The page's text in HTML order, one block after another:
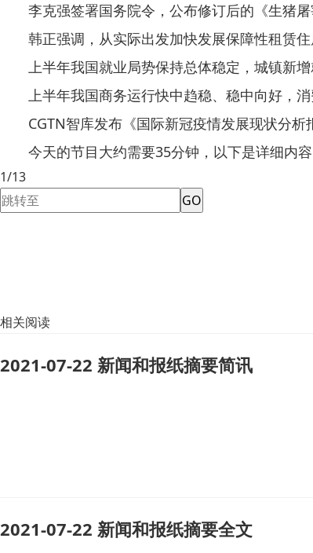
李克强签署国务院令，公布修订后的《生猪屠
韩正强调，从实际出发加快发展保障性租赁住
上半年我国就业局势保持总体稳定，城镇新增
上半年我国商务运行快中趋稳、稳中向好，消
CGTN智库发布《国际新冠疫情发展现状分析
今天的节目大约需要35分钟，以下是详细内容
1/13
GO
相关阅读
2021-07-22 新闻和报纸摘要简讯
2021-07-22 新闻和报纸摘要全文